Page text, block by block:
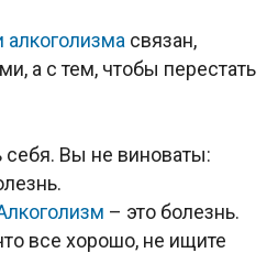
алкоголизма связан,
а с тем, чтобы перестать
себя. Вы не виноваты:
– это болезнь.
все хорошо, не ищите